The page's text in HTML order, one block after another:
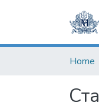
Home